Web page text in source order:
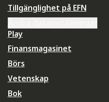
Tillgänglighet på EFN
Play
Finansmagasinet
Börs
Vetenskap
Bok